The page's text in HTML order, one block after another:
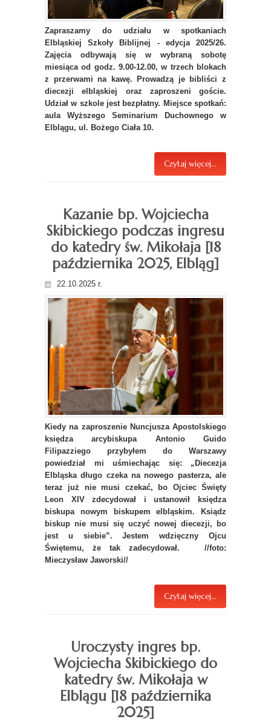
Zapraszamy do udziału w spotkaniach
Elbląskiej Szkoły Biblijnej - edycja 2025/26.
Zajęcia odbywają się w wybraną sobotę
miesiąca od godz. 9.00-12.00, w trzech blokach
z przerwami na kawę. Prowadzą je bibliści z
diecezji elbląskiej oraz zaproszeni goście.
Udział w szkole jest bezpłatny. Miejsce spotkań:
aula Wyższego Seminarium Duchownego w
Elblągu, ul. Bożego Ciała 10.
Czytaj więcej...
Kazanie bp. Wojciecha
Skibickiego podczas ingresu
do katedry św. Mikołaja [18
października 2025, Elbląg]
22.10.2025 r.
Kiedy na zaproszenie Nuncjusza Apostolskiego
księdza arcybiskupa Antonio Guido
Filipazziego przybyłem do Warszawy
powiedział mi uśmiechając się: „Diecezja
Elbląska długo czeka na nowego pasterza, ale
teraz już nie musi czekać, bo Ojciec Święty
Leon XIV zdecydował i ustanowił księdza
biskupa nowym biskupem elbląskim. Ksiądz
biskup nie musi się uczyć nowej diecezji, bo
jest u siebie”. Jestem wdzięczny Ojcu
Świętemu, że tak zadecydował. //foto:
Mieczysław Jaworski//
Czytaj więcej...
Uroczysty ingres bp.
Wojciecha Skibickiego do
katedry św. Mikołaja w
Elblągu [18 października
2025]